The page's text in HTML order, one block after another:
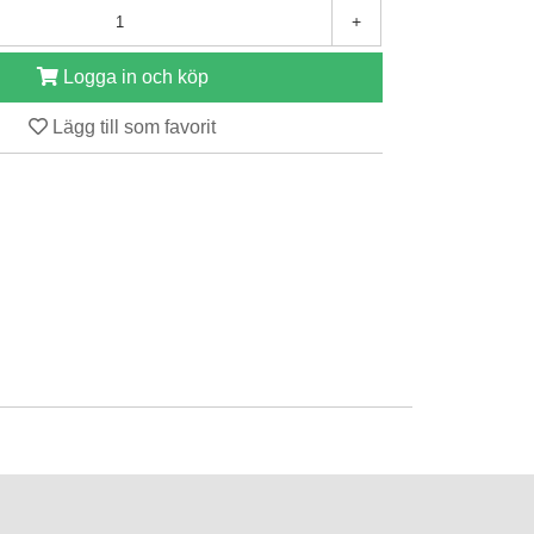
+
Logga in och köp
Lägg till som favorit